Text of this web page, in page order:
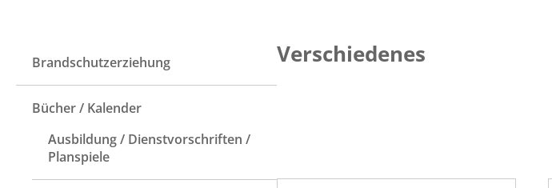
Brandschutzerziehung
Bücher / Kalender
Ausbildung / Dienstvorschriften /
Planspiele
Verschiedenes